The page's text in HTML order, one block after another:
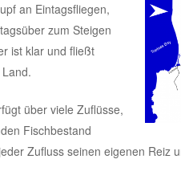
an Eintagsfliegen,
zum Steigen
ist klar und fließt
über viele Zuflüsse,
Fischbestand
Zufluss seinen eigenen Reiz